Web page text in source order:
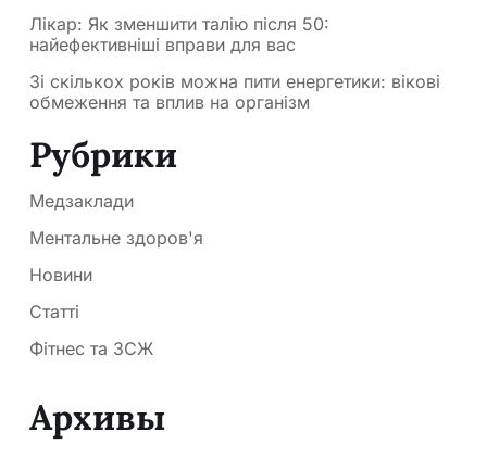
Лікар: Як зменшити талію після 50:
найефективніші вправи для вас
Зі скількох років можна пити енергетики: вікові
обмеження та вплив на організм
Рубрики
Медзаклади
Ментальне здоров'я
Новини
Статті
Фітнес та ЗСЖ
Архивы